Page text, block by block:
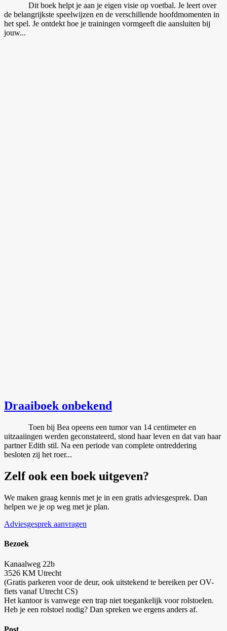
Dit boek helpt je aan je eigen visie op voetbal. Je leert over
de belangrijkste speelwijzen en de verschillende hoofdmomenten in
het spel. Je ontdekt hoe je trainingen vormgeeft die aansluiten bij
jouw...
Draaiboek onbekend
Toen bij Bea opeens een tumor van 14 centimeter en
uitzaaiingen werden geconstateerd, stond haar leven en dat van haar
partner Edith stil. Na een periode van complete ontreddering
besloten zij het roer...
Zelf ook een boek uitgeven?
We maken graag kennis met je in een gratis adviesgesprek. Dan
helpen we je op weg met je plan.
Adviesgesprek aanvragen
Bezoek
Kanaalweg 22b
3526 KM Utrecht
(Gratis parkeren voor de deur, ook uitstekend te bereiken per OV-
fiets vanaf Utrecht CS)
Het kantoor is vanwege een trap niet toegankelijk voor rolstoelen.
Heb je een rolstoel nodig? Dan spreken we ergens anders af.
Post